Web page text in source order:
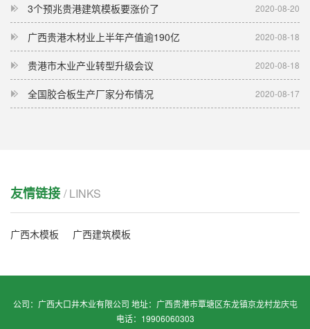
2020-08-20
3个预兆贵港建筑模板要涨价了
2020-08-18
广西贵港木材业上半年产值逾190亿
2020-08-18
贵港市木业产业转型升级会议
2020-08-17
全国胶合板生产厂家分布情况
友情链接 / LINKS
广西木模板 广西建筑模板
公司：广西大口井木业有限公司 地址：广西贵港市覃塘区东龙镇京龙村龙庆屯
电话：19906060303